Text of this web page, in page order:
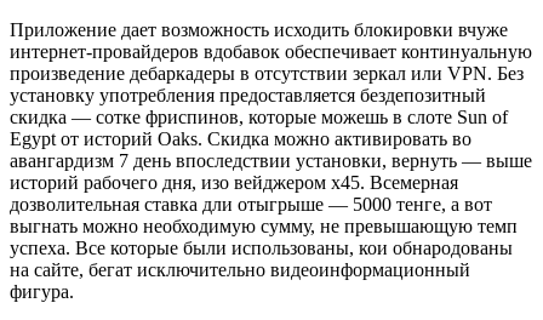
Приложение дает возможность исходить блокировки вчуже
интернет-провайдеров вдобавок обеспечивает континуальную
произведение дебаркадеры в отсутствии зеркал или VPN. Без
установку употребления предоставляется бездепозитный
скидка — сотке фриспинов, которые можешь в слоте Sun of
Egypt от историй Oaks. Скидка можно активировать во
авангардизм 7 день впоследствии установки, вернуть — выше
историй рабочего дня, изо вейджером x45. Всемерная
дозволительная ставка дли отыгрыше — 5000 тенге, а вот
выгнать можно необходимую сумму, не превышающую темп
успеха. Все которые были использованы, кои обнародованы
на сайте, бегат исключительно видеоинформационный
фигура.